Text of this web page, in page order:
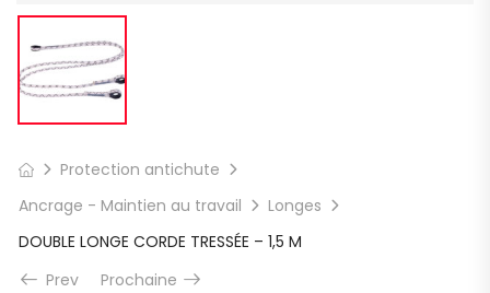
Protection antichute
Ancrage - Maintien au travail
Longes
DOUBLE LONGE CORDE TRESSÉE – 1,5 M
Prev
Prochaine